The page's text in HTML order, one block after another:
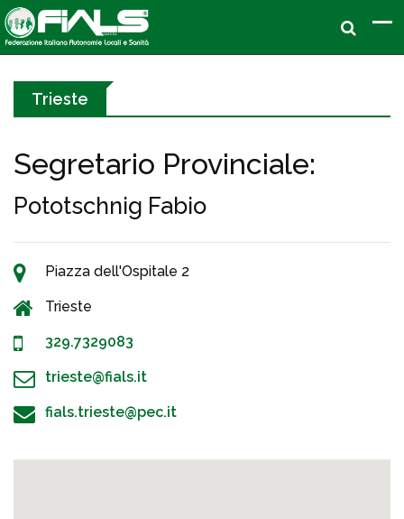
Trieste
Segretario Provinciale:
Pototschnig Fabio
Piazza dell'Ospitale 2
Trieste
329.7329083
trieste@fials.it
fials.trieste@pec.it